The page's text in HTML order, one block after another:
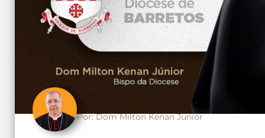
Por:Dom Milton Kenan Junior